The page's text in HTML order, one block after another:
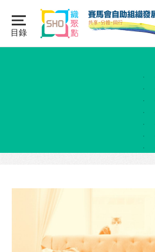
content
目錄
主頁
關於我們